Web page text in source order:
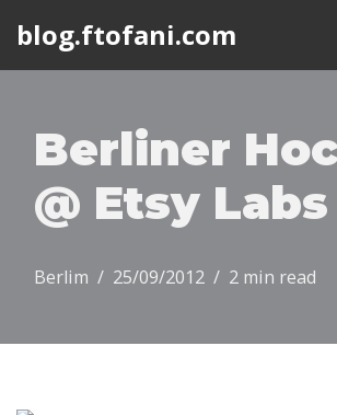
blog.ftofani.com
Berliner
@ Etsy Labs
Berlim 25/09/2012 2 min read